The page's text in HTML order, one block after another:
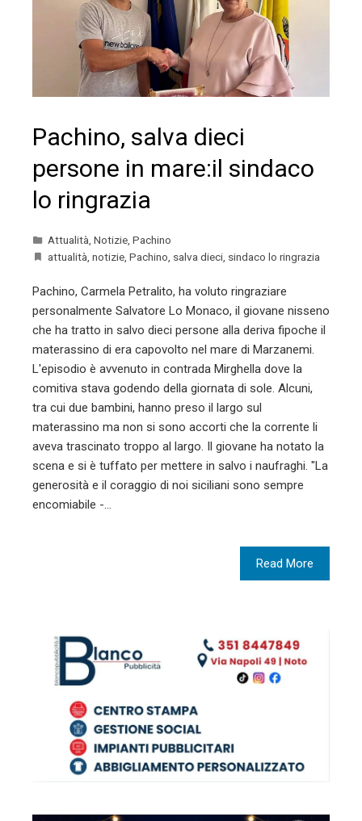
Pachino, salva dieci
persone in mare:il sindaco
lo ringrazia
Attualità, Notizie, Pachino
attualità, notizie, Pachino, salva dieci, sindaco lo ringrazia
Pachino, Carmela Petralito, ha voluto ringraziare
personalmente Salvatore Lo Monaco, il giovane nisseno
che ha tratto in salvo dieci persone alla deriva fipoche il
materassino di era capovolto nel mare di Marzanemi.
L'episodio è avvenuto in contrada Mirghella dove la
comitiva stava godendo della giornata di sole. Alcuni,
tra cui due bambini, hanno preso il largo sul
materassino ma non si sono accorti che la corrente li
aveva trascinato troppo al largo. Il giovane ha notato la
scena e si è tuffato per mettere in salvo i naufraghi. "La
generosità e il coraggio di noi siciliani sono sempre
encomiabile -…
Read More